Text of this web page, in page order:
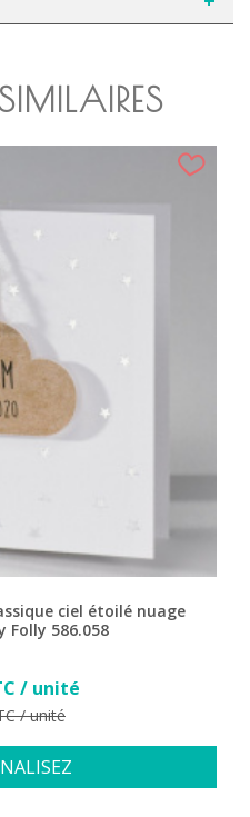
ciel étoilé nuage
Folly 586.058
Prix/ unité
/ unité